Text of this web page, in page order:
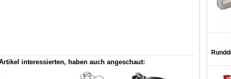
interessierten, haben auch angeschaut: